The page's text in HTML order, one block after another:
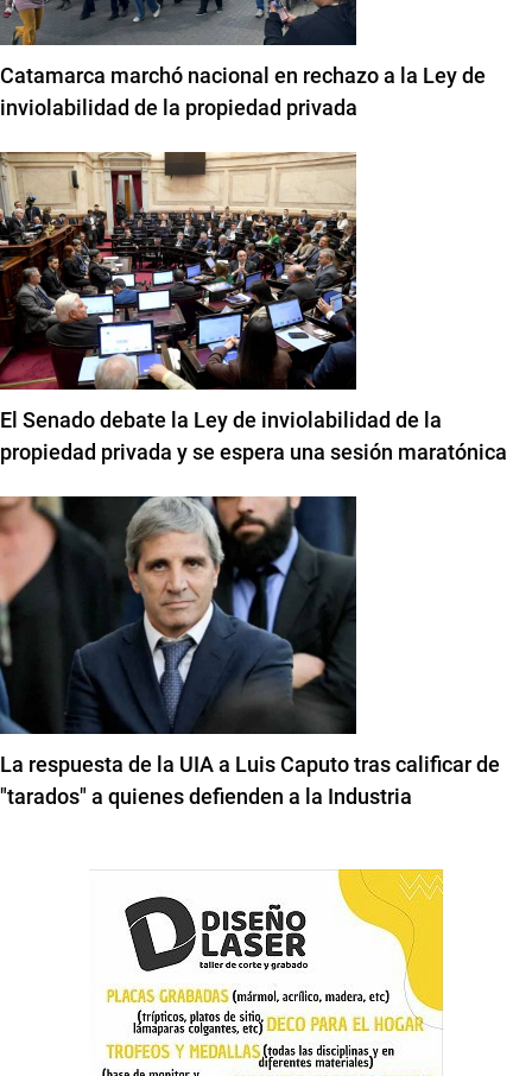
Catamarca marchó nacional en rechazo a la Ley de
inviolabilidad de la propiedad privada
El Senado debate la Ley de inviolabilidad de la
propiedad privada y se espera una sesión maratónica
La respuesta de la UIA a Luis Caputo tras calificar de
"tarados" a quienes defienden a la Industria